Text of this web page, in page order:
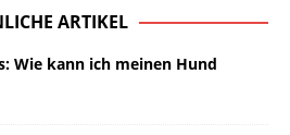
ARTIKEL
Wie kann ich meinen Hund